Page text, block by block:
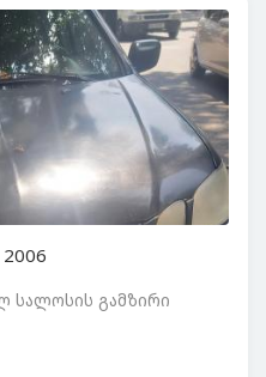
სალოსის გამზირი